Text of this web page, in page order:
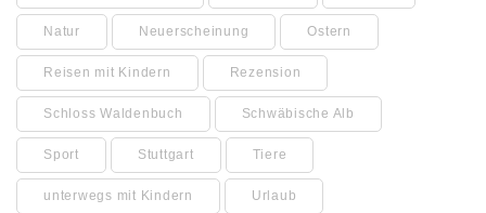
Natur Neuerscheinung Ostern
Reisen mit Kindern Rezension
Schloss Waldenbuch Schwäbische Alb
Sport Stuttgart Tiere
unterwegs mit Kindern Urlaub